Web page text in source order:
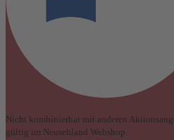
Nicht kombinierbar mit anderen
gültig im Neusehland Webshop.